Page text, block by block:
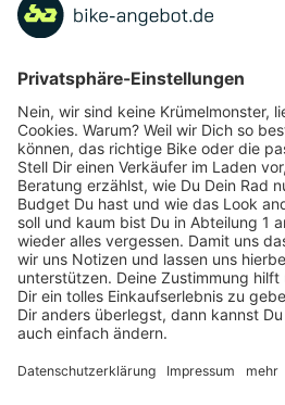
Beliebte Fahrrad-Kategorien
Marken-Highlights
TOP-Marken
ZAHLUNGSARTEN / RATENKAUF
FÜR ARBEITGEBER & ARBEITNEHMER